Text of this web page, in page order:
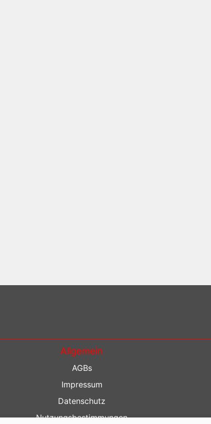
Allgemein
AGBs
Impressum
Datenschutz
Nutzungsbestimmungen